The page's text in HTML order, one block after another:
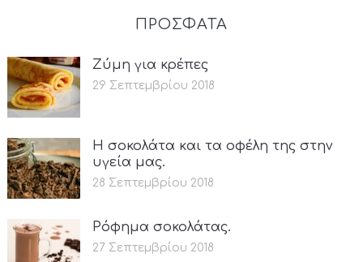
ΠΡΟΣΦΑΤΑ
Ζύμη για κρέπες
29 Σεπτεμβρίου 2018
Η σοκολάτα και τα οφέλη της στην
υγεία μας.
28 Σεπτεμβρίου 2018
Ρόφημα σοκολάτας.
27 Σεπτεμβρίου 2018